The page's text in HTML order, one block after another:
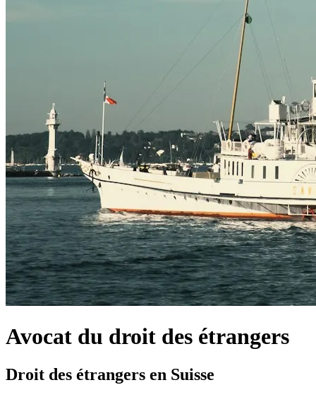
Avocat du droit des étrangers
Droit des étrangers en Suisse